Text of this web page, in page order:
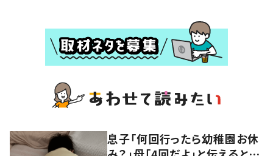
息子「何回行ったら幼稚園お休